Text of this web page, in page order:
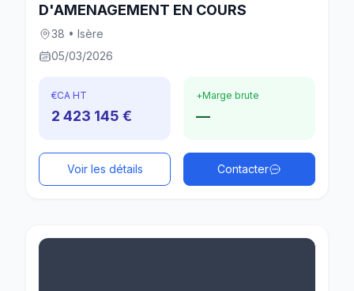
D'AMENAGEMENT EN COURS
38 • Isère
05/03/2026
€CA HT
2 423 145 €
+Marge brute
—
Voir les détails Contacter